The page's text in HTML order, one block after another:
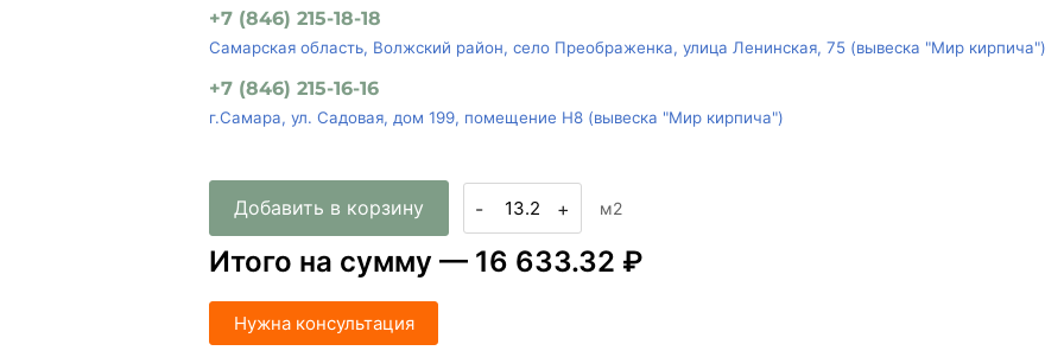
+7 (846) 215-18-18
Самарская область, Волжский район, село Преображенка, улица Ленинская, 75 (вывеска "Мир кирпича")
+7 (846) 215-16-16
г.Самара, ул. Садовая, дом 199, помещение Н8 (вывеска "Мир кирпича")
Добавить в корзину - + м2
Итого на сумму — 16 633.32 ₽
Нужна консультация